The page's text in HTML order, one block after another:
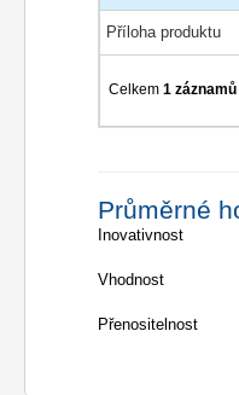
Příloha produktu
Celkem1 záznamů
Průměrné
Inovativnost
Vhodnost
Přenositelnost